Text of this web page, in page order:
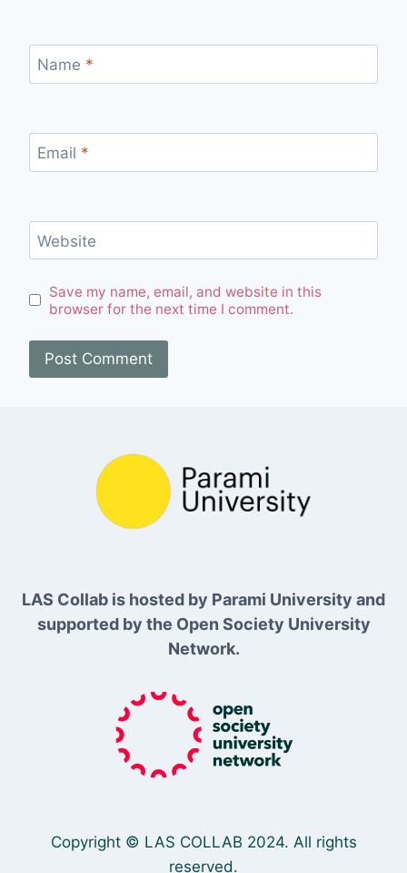
Name *
Email *
Website
Save my name, email, and website in this
browser for the next time I comment.
LAS Collab is hosted by Parami University and
supported by the Open Society University
Network.
Copyright © LAS COLLAB 2024. All rights
reserved.